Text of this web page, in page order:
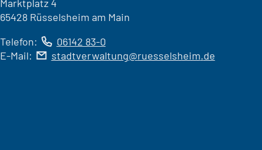
Marktplatz 4
65428 Rüsselsheim am Main
Telefon:
06142 83-0
E-Mail:
stadtverwaltung ruesselsheim de